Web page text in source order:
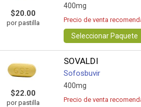
$20.00
por pastilla
400mg
Precio de venta
Seleccionar Paquete
$22.00
por pastilla
SOVALDI
Sofosbuvir
400mg
Precio de venta